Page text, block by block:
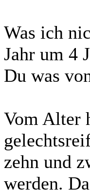
Was ich
Jahr um 4
Du was
Vom Alter
zehn und
werden.